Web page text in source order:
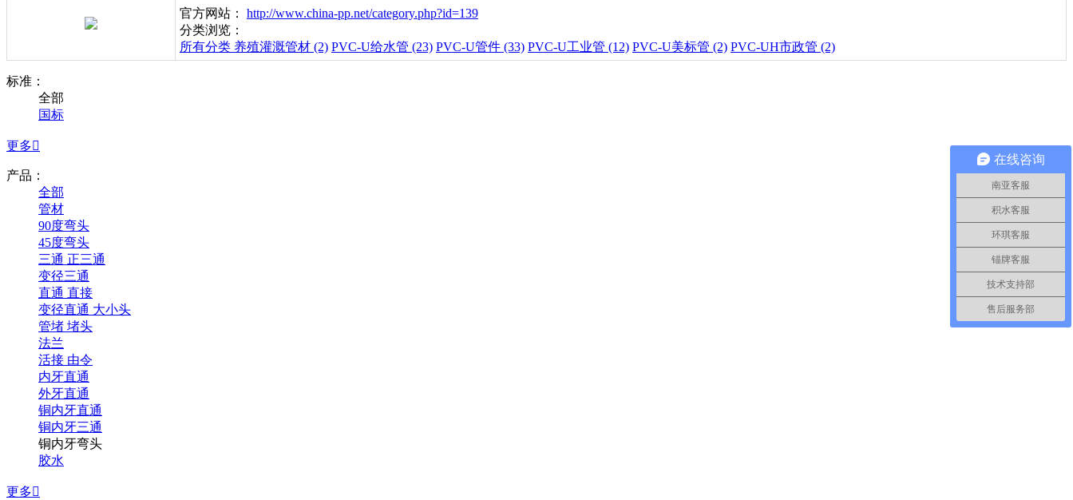
官方网站： http://www.china-pp.net/category.php?id=139
分类浏览：
所有分类 养殖灌溉管材 (2) PVC-U给水管 (23) PVC-U管件 (33) PVC-U工业管 (12) PVC-U美标管 (2) PVC-UH市政管 (2)
标准：
全部
国标
更多
产品：
全部
管材
90度弯头
45度弯头
三通 正三通
变径三通
直通 直接
变径直通 大小头
管堵 堵头
法兰
活接 由令
内牙直通
外牙直通
铜内牙直通
铜内牙三通
铜内牙弯头
胶水
更多
在线咨询
南亚客服
积水客服
环琪客服
锚牌客服
技术支持部
售后服务部